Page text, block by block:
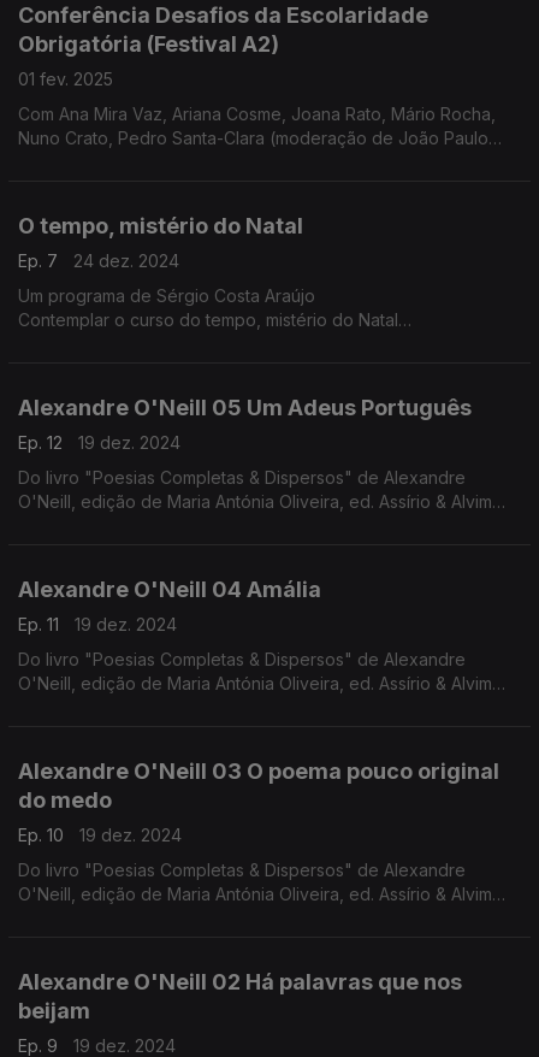
Conferência Desafios da Escolaridade
Obrigatória (Festival A2)
01 fev. 2025
Com Ana Mira Vaz, Ariana Cosme, Joana Rato, Mário Rocha,
Nuno Crato, Pedro Santa-Clara (moderação de João Paulo
O tempo, mistério do Natal
Ep. 7
24 dez. 2024
Um programa de Sérgio Costa Araújo
Contemplar o curso do tempo, mistério do Natal
pouco mais além.
Nesta jornada, debaixo de nuvens chuviscosas, os dias vão
procissões de gente mascarada, iluminadas por fogos, velas e
santos. Vamos contemplar tudo isto na privacidade do tempo
Alexandre O'Neill 05 Um Adeus Português
Ep. 12
19 dez. 2024
Do livro "Poesias Completas & Dispersos" de Alexandre
O'Neill, edição de Maria Antónia Oliveira, ed. Assírio & Alvim
Alexandre O'Neill 04 Amália
Ep. 11
19 dez. 2024
Do livro "Poesias Completas & Dispersos" de Alexandre
O'Neill, edição de Maria Antónia Oliveira, ed. Assírio & Alvim
Alexandre O'Neill 03 O poema pouco original
do medo
Ep. 10
19 dez. 2024
Do livro "Poesias Completas & Dispersos" de Alexandre
O'Neill, edição de Maria Antónia Oliveira, ed. Assírio & Alvim
Alexandre O'Neill 02 Há palavras que nos
beijam
Ep. 9
19 dez. 2024